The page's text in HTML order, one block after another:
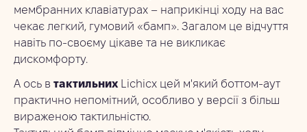
мембранних клавіатурах – наприкінці ходу на вас
чекає легкий, гумовий «бамп». Загалом це відчуття
навіть по-своєму цікаве та не викликає
дискомфорту.
А ось в тактильних Lichicx цей м'який боттом-аут
практично непомітний, особливо у версії з більш
вираженою тактильністю.